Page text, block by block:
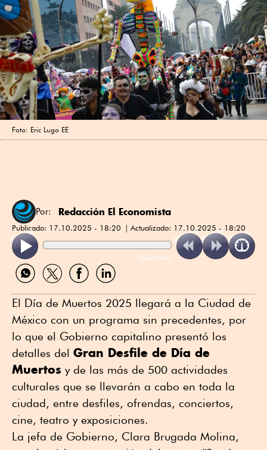
Foto: Eric Lugo EE
Por: Redacción El Economista
Publicado: 17.10.2025 - 18:20 Actualizado: 17.10.2025 - 18:20
ReadSpeaker
Compartir
por
Compartir
por
Compartir
por
Compartir
por
El Día de Muertos 2025 llegará a la Ciudad de
México con un programa sin precedentes, por
lo que el Gobierno capitalino presentó los
detalles del Gran Desfile de Día de
Muertos y de las más de 500 actividades
culturales que se llevarán a cabo en toda la
ciudad, entre desfiles, ofrendas, conciertos,
cine, teatro y exposiciones.
La jefa de Gobierno, Clara Brugada Molina,